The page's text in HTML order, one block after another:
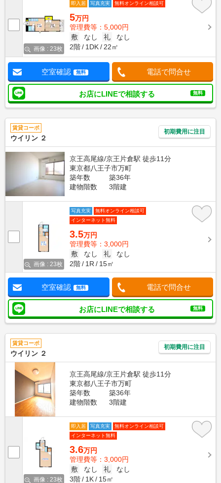
画像 : 23枚
即入居 写真充実 無料オンライン相談可
5万円
管理費等：5,000円
敷
なし 礼
なし
2階
1DK 22㎡
空室確認 無料 電話で問合せ
お店にLINEで相談する 無料
賃貸コーポ
ウイリン ２
初期費用に注目
京王高尾線/京王片倉駅 徒歩11分
東京都八王子市万町
築年数
築36年
建物階数
3階建
画像 : 23枚
写真充実
無料オンライン相談可
インターネット無料
3.5万円
管理費等：3,000円
敷
なし 礼
なし
2階
1R 15㎡
空室確認 無料 電話で問合せ
お店にLINEで相談する 無料
賃貸コーポ
ウイリン ２
初期費用に注目
京王高尾線/京王片倉駅 徒歩11分
東京都八王子市万町
築年数
築36年
建物階数
3階建
画像 : 23枚
即入居 写真充実
無料オンライン相談可
インターネット無料
3.6万円
管理費等：3,000円
敷
なし 礼
なし
3階
1K 15㎡